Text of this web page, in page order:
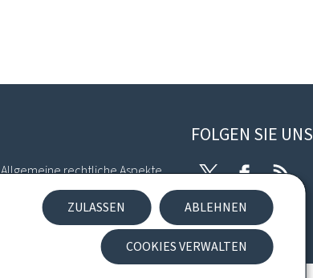
ZULASSEN ABLEHNEN
COOKIES VERWALTEN
Allgemeine rechtliche Aspekte
Barrierefreiheit
Verwaltung der Cookies
FOLGEN SIE UNS
TwitterFacebook
RSS
Newsletter